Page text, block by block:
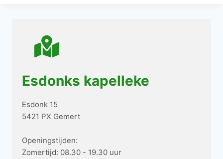
Esdonks kapelleke
Esdonk 15
5421 PX Gemert
Openingstijden:
Zomertijd: 08.30 - 19.30 uur